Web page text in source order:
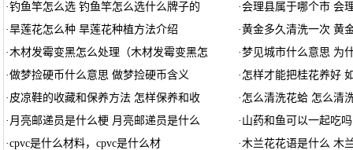
·钓鱼竿怎么选 钓鱼竿怎么选什么牌子的 ·会理县属于哪个市 会
·旱莲花怎么种 旱莲花种植方法介绍 ·黄金多久清洗一次 黄
·木材发霉变黑怎么处理（木材发霉变黑怎 ·梦见城市什么意思 为
·做梦捡硬币什么意思 做梦捡硬币含义 · 怎样才能把桂花养好
· 皮凉鞋的收藏和保养方法 怎样保养和收 · 怎么清洗花蛤 怎么清
· 月亮邮递员是什么梗 月亮邮递员是什么 · 山药和鱼可以一起吃
·cpvc是什么材料，cpvc是什么材 ·木兰花花语是什么 木